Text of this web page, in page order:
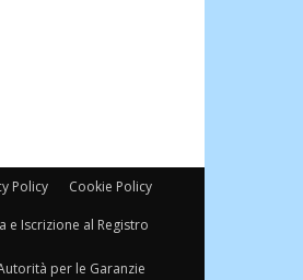
Policy Cookie Policy
e Iscrizione al Registro
per le Garanzie